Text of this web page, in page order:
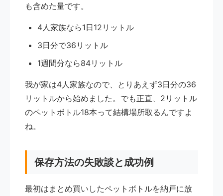
も含めた量です。
4人家族なら1日12リットル
3日分で36リットル
1週間分なら84リットル
我が家は4人家族なので、とりあえず3日分の36
リットルから始めました。でも正直、2リットル
のペットボトル18本って結構場所取るんですよ
ね。
保存方法の失敗談と成功例
最初はまとめ買いしたペットボトルを納戸に放